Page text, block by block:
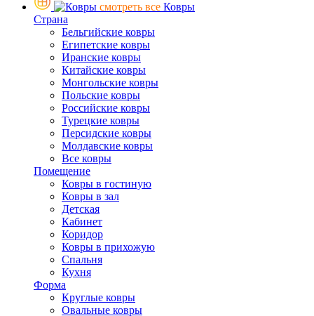
смотреть все Ковры
Страна
Бельгийские ковры
Египетские ковры
Иранские ковры
Китайские ковры
Монгольские ковры
Польские ковры
Российские ковры
Турецкие ковры
Персидские ковры
Молдавские ковры
Все ковры
Помещение
Ковры в гостиную
Ковры в зал
Детская
Кабинет
Коридор
Ковры в прихожую
Спальня
Кухня
Форма
Круглые ковры
Овальные ковры